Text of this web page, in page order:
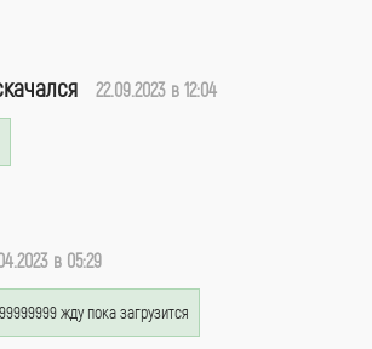
22.09.2023 в 12:04
в 05:29
жду пока загрузится